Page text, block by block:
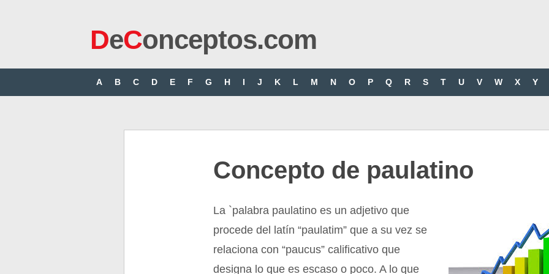
DeConceptos.com
A B C D E F G H I J K L M N O P Q R S T U V W X Y
Concepto de paulatino
La `palabra paulatino es un adjetivo que
procede del latín “paulatim” que a su vez se
relaciona con “paucus” calificativo que
designa lo que es escaso o poco. A lo que